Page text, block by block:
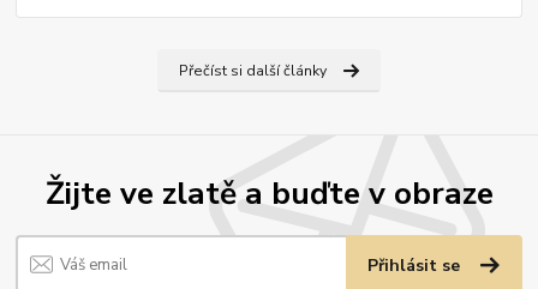
Přečíst si další články
Žijte ve zlatě a buďte v obraze
Přihlásit se